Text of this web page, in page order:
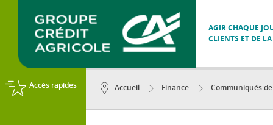
AGIR CHAQUE
CLIENTS ET DE
Accès rapides Accueil Finance Communiqués